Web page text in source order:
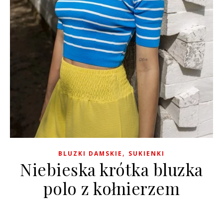
BLUZKI DAMSKIE , SUKIENKI
Niebieska krótka bluzka
polo z kołnierzem